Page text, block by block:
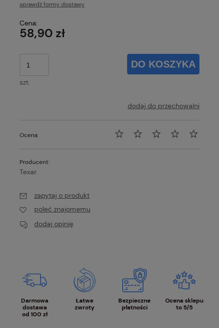
Cena nie zawiera ewentualnych kosztów płatności
sprawdź formy dostawy
Cena:
58,90 zł
szt.
DO KOSZYKA
dodaj do przechowalni
Ocena:
Producent:
Texar
zapytaj o produkt
poleć znajomemu
dodaj opinię
Darmowa
dostawa
od 100 zł
Łatwe
zwroty
Bezpieczne
płatności
Ocena sklepu
to 5/5